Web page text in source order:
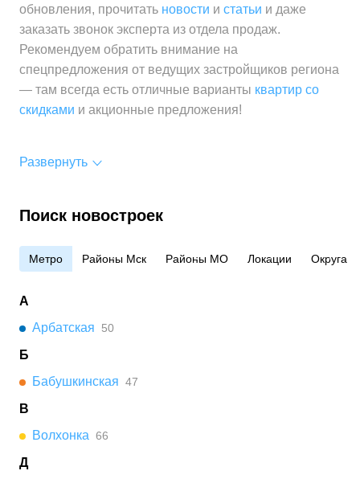
обновления, прочитать новости и статьи и даже
заказать звонок эксперта из отдела продаж.
Рекомендуем обратить внимание на
спецпредложения от ведущих застройщиков региона
— там всегда есть отличные варианты квартир со
скидками и акционные предложения!
Развернуть
Поиск новостроек
Метро Районы Мск Районы МО Локации Округа
А
Арбатская
50
Б
Бабушкинская 47
В
Волхонка 66
Д